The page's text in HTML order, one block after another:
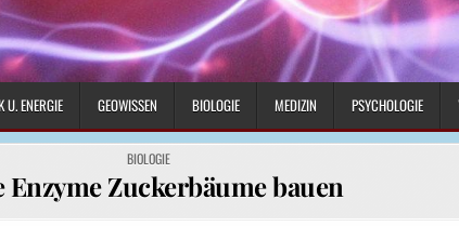
U. ENERGIE GEOWISSEN BIOLOGIE MEDIZIN PSYCHOLOGIE
POSTED
IN
BIOLOGIE
Enzyme Zuckerbäume bauen